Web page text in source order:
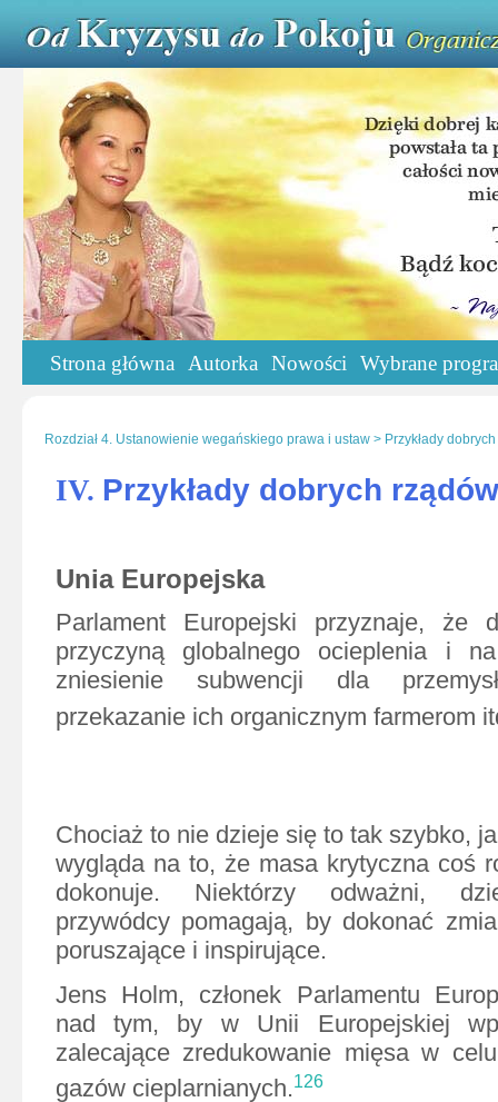
Strona główna Autorka Nowości Wybrane
Rozdział 4. Ustanowienie wegańskiego prawa i ustaw > Przykłady
IV. Przykłady dobrych rządów
Unia Europejska
Parlament Europejski przyznaje, że
przyczyną globalnego ocieplenia i
zniesienie subwencji dla
przekazanie ich organicznym farmerom
Chociaż to nie dzieje się to tak szybko,
wygląda na to, że masa krytyczna coś
dokonuje. Niektórzy odważni,
przywódcy pomagają, by dokonać
poruszające i inspirujące.
Jens Holm, członek Parlamentu
nad tym, by w Unii Europejskiej
zalecające zredukowanie mięsa w
gazów cieplarnianych.126